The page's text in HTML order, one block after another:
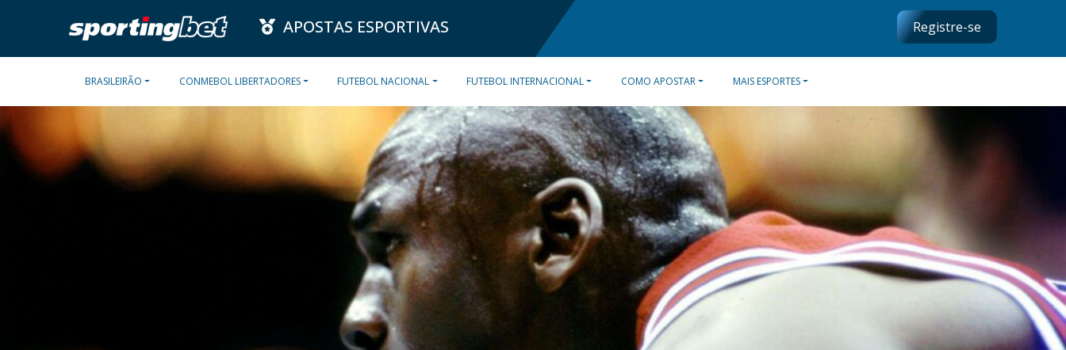
APOSTAS ESPORTIVAS Registre-se
BRASILEIRÃO CONMEBOL LIBERTADORES FUTEBOL NACIONAL FUTEBOL INTERNACIONAL COMO APOSTAR MAIS ESPORTES